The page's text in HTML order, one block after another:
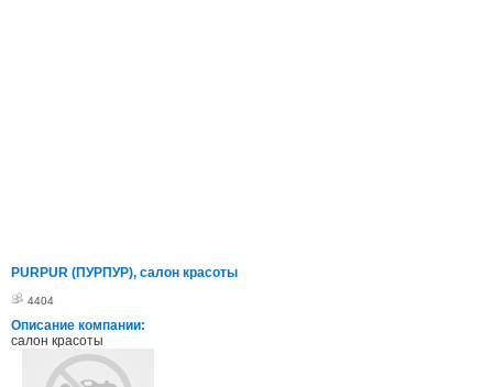
PURPUR (ПУРПУР), салон красоты
4404
Описание компании:
салон красоты